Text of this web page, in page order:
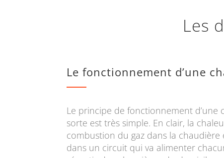
Les
Le fonctionnement d’une
Le principe de fonctionnement d’une
sorte est très simple. En clair, la
combustion du gaz dans la chaudière
dans un circuit qui va alimenter